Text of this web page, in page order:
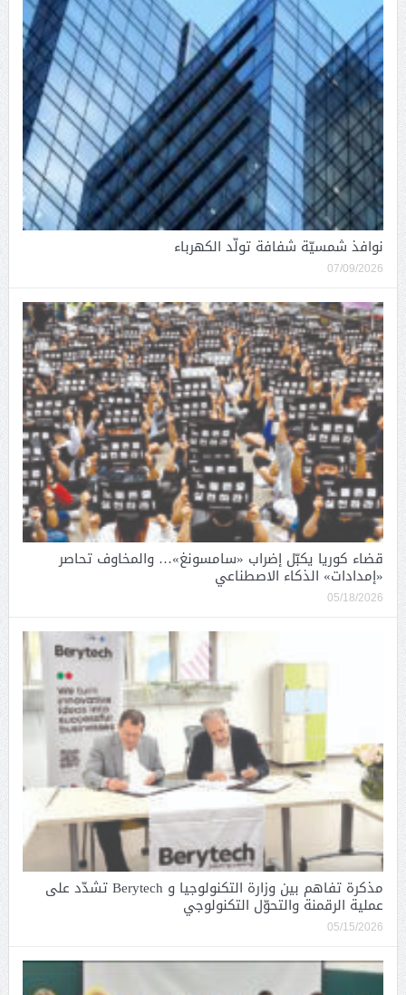
نوافذ شمسيّة شفافة تولّد الكهرباء
07/09/2026
قضاء كوريا يكبّل إضراب «سامسونغ»… والمخاوف تحاصر
«إمدادات» الذكاء الاصطناعي
05/18/2026
مذكرة تفاهم بين وزارة التكنولوجيا و Berytech تشدّد على
عملية الرقمنة والتحوّل التكنولوجي
05/15/2026